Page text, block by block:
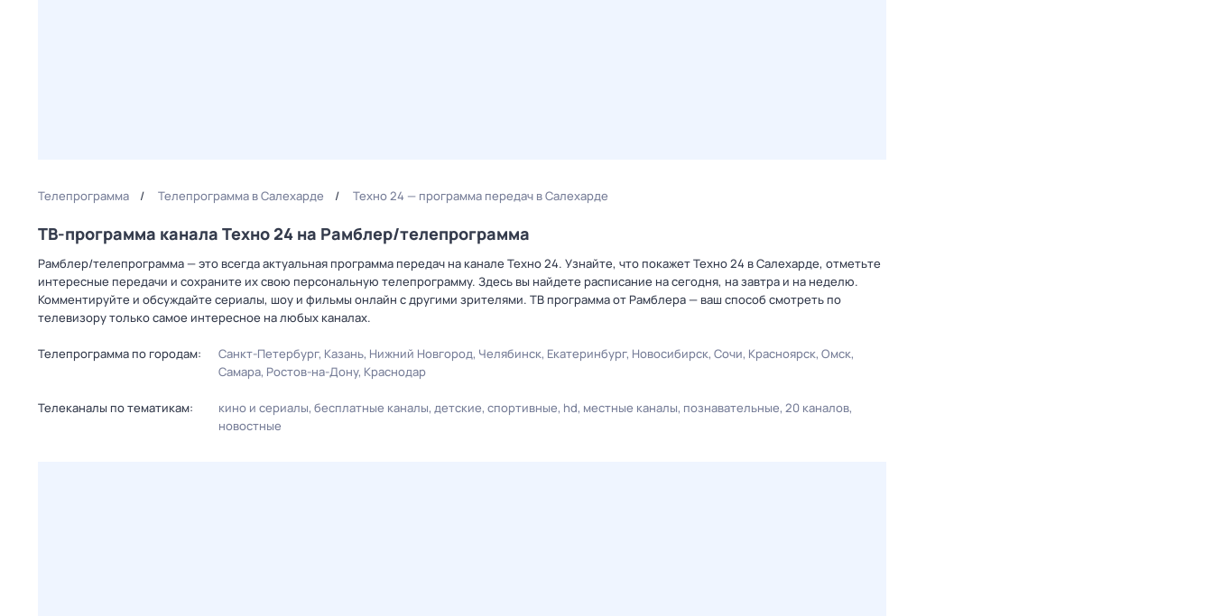
Телепрограмма Телепрограмма в Салехарде Техно 24 — программа передач в Салехарде
ТВ-программа канала Техно 24 на Рамблер/телепрограмма
Рамблер/телепрограмма — это всегда актуальная программа передач на канале Техно 24. Узнайте, что покажет Техно 24 в Салехарде, отметьте
интересные передачи и сохраните их свою персональную телепрограмму. Здесь вы найдете расписание на сегодня, на завтра и на неделю.
Комментируйте и обсуждайте сериалы, шоу и фильмы онлайн с другими зрителями. ТВ программа от Рамблера — ваш способ смотреть по
телевизору только самое интересное на любых каналах.
Телепрограмма по городам: Санкт-Петербург Казань Нижний Новгород Челябинск Екатеринбург Новосибирск Сочи Красноярск Омск
Самара Ростов-на-Дону Краснодар
Телеканалы по тематикам: кино и сериалы бесплатные каналы детские спортивные hd местные каналы познавательные 20 каналов
новостные